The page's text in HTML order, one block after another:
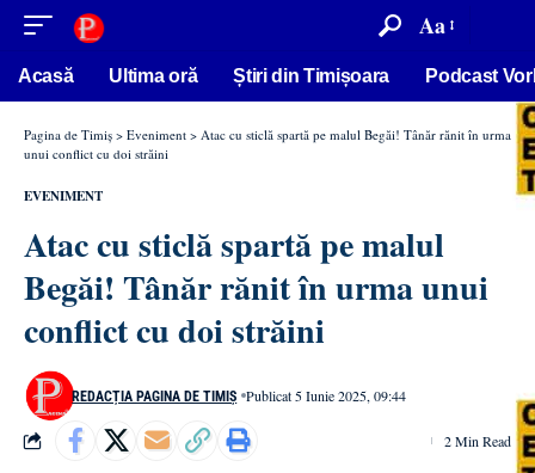
conținut Aa
Acasă Ultima oră Știri din Timișoara Podcast
Pagina de Timiș > Eveniment > Atac cu sticlă spartă pe malul Begăi! Tânăr rănit în urma
unui conflict cu doi străini
EVENIMENT
Atac cu sticlă spartă pe malul
Begăi! Tânăr rănit în urma unui
conflict cu doi străini
REDACȚIA PAGINA DE TIMIȘ Publicat 5 Iunie 2025, 09:44
2 Min Read